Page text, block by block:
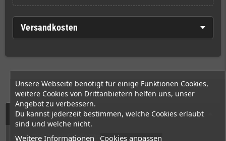
Unsere Webseite benötigt für einige Funktionen Cookies,
weitere Cookies von Drittanbietern helfen uns, unser
Angebot zu verbessern.
Du kannst jederzeit bestimmen, welche Cookies erlaubt
sind und welche nicht.
Weitere Informationen Cookies anpassen
Versandkosten
Beschreibung
Mach Dich bereit für die Wut!